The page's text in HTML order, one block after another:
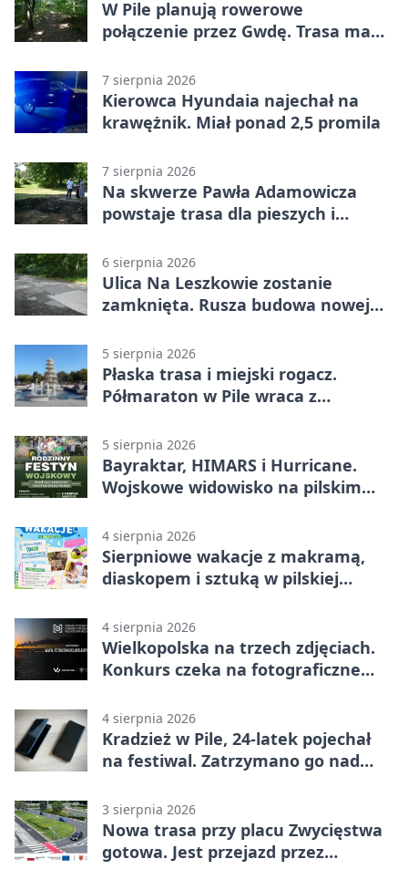
W Pile planują rowerowe
połączenie przez Gwdę. Trasa ma
7 sierpnia 2026
Kierowca Hyundaia najechał na
krawężnik. Miał ponad 2,5 promila
7 sierpnia 2026
Na skwerze Pawła Adamowicza
powstaje trasa dla pieszych i
6 sierpnia 2026
Ulica Na Leszkowie zostanie
zamknięta. Rusza budowa nowej
5 sierpnia 2026
Płaska trasa i miejski rogacz.
Półmaraton w Pile wraca z
5 sierpnia 2026
Bayraktar, HIMARS i Hurricane.
Wojskowe widowisko na pilskim
4 sierpnia 2026
Sierpniowe wakacje z makramą,
diaskopem i sztuką w pilskiej
4 sierpnia 2026
Wielkopolska na trzech zdjęciach.
Konkurs czeka na fotograficzne
4 sierpnia 2026
Kradzież w Pile, 24-latek pojechał
na festiwal. Zatrzymano go nad
3 sierpnia 2026
Nowa trasa przy placu Zwycięstwa
gotowa. Jest przejazd przez